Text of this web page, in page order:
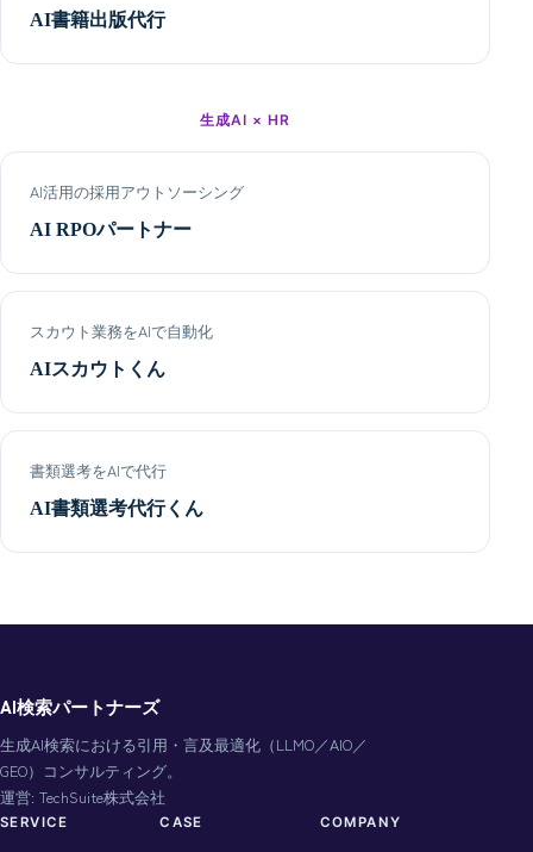
AI書籍出版代行
生成AI × HR
AI活用の採用アウトソーシング
AI RPOパートナー
スカウト業務をAIで自動化
AIスカウトくん
書類選考をAIで代行
AI書類選考代行くん
AI検索パートナーズ
生成AI検索における引用・言及最適化（LLMO／AIO／
GEO）コンサルティング。
運営: TechSuite株式会社
SERVICE CASE COMPANY